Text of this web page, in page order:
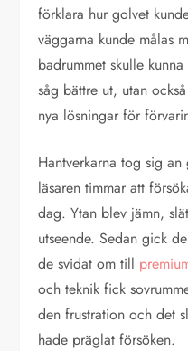
förklara hur golvet
väggarna kunde målas
badrummet skulle
såg bättre ut, utan
nya lösningar för
Hantverkarna tog sig
läsaren timmar att
dag. Ytan blev jämn,
utseende. Sedan gick
de svidat om till
och teknik fick
den frustration och det
hade präglat försöken.